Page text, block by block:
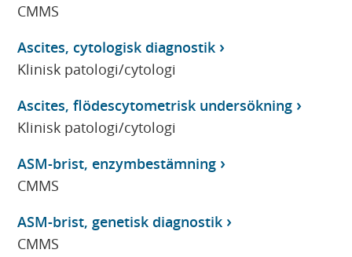
CMMS
Ascites, cytologisk diagnostik
Klinisk patologi/cytologi
Ascites, flödescytometrisk undersökning
Klinisk patologi/cytologi
ASM-brist, enzymbestämning
CMMS
ASM-brist, genetisk diagnostik
CMMS